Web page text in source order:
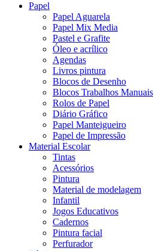
Papel
Papel Aguarela
Papel Mix Media
Pastel e Grafite
Óleo e acrílico
Agendas
Livros pintura
Blocos de Desenho
Blocos Trabalhos Manuais
Rolos de Papel
Diário Gráfico
Papel Manteigueiro
Papel de Impressão
Material Escolar
Tintas
Acessórios
Pintura
Material de modelagem
Infantil
Jogos Educativos
Cadernos
Pintura facial
Perfurador